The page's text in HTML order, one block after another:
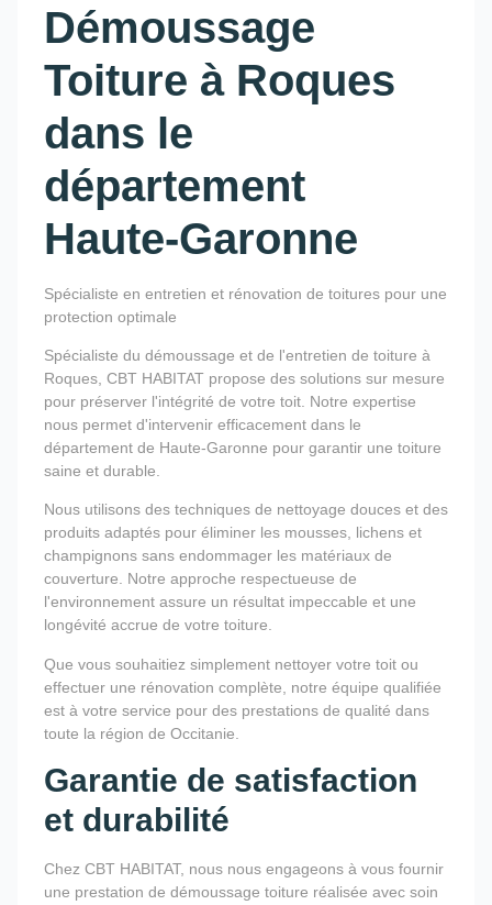
Démoussage
Toiture à Roques
dans le
département
Haute-Garonne
Spécialiste en entretien et rénovation de toitures pour une
protection optimale
Spécialiste du démoussage et de l'entretien de toiture à
Roques, CBT HABITAT propose des solutions sur mesure
pour préserver l'intégrité de votre toit. Notre expertise
nous permet d'intervenir efficacement dans le
département de Haute-Garonne pour garantir une toiture
saine et durable.
Nous utilisons des techniques de nettoyage douces et des
produits adaptés pour éliminer les mousses, lichens et
champignons sans endommager les matériaux de
couverture. Notre approche respectueuse de
l'environnement assure un résultat impeccable et une
longévité accrue de votre toiture.
Que vous souhaitiez simplement nettoyer votre toit ou
effectuer une rénovation complète, notre équipe qualifiée
est à votre service pour des prestations de qualité dans
toute la région de Occitanie.
Garantie de satisfaction
et durabilité
Chez CBT HABITAT, nous nous engageons à vous fournir
une prestation de démoussage toiture réalisée avec soin